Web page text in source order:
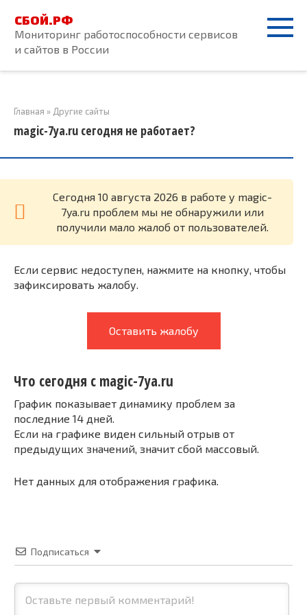
контенту
СБОЙ.РФ
Мониторинг работоспособности сервисов
и сайтов в России
Главная » Другие сайты
magic-7ya.ru сегодня не работает?
Cегодня 10 августа 2026 в работе у magic-
7ya.ru проблем мы не обнаружили или
получили мало жалоб от пользователей.
Если сервис недоступен, нажмите на кнопку, чтобы
зафиксировать жалобу.
Оставить жалобу
Что сегодня с magic-7ya.ru
График показывает динамику проблем за
последние 14 дней.
Если на графике виден сильный отрыв от
предыдущих значений, значит сбой массовый.
Нет данных для отображения графика.
Подписаться